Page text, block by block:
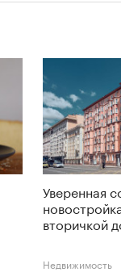
Уверенная
вторичкой
Недвижимость